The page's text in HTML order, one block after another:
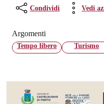
Condividi Vedi
Argomenti
Tempo libero Turismo